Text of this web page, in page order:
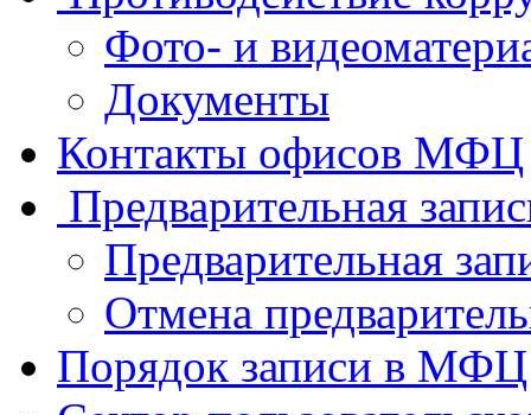
Фото- и
Документы
Контакты офисов МФЦ
Предварительная
Предварительная
Отмена
Порядок записи в МФЦ